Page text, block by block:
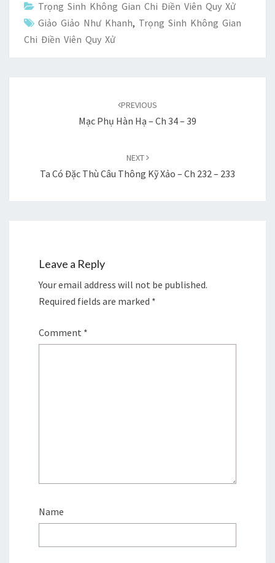
s
k
n
k
Trọng Sinh Không Gian Chi Điền Viên Quy Xử
Giảo Giảo Như Khanh, Trọng Sinh Không Gian
Chi Điền Viên Quy Xử
PREVIOUS
Mạc Phụ Hàn Hạ – Ch 34 – 39
NEXT
Ta Có Đặc Thù Câu Thông Kỹ Xảo – Ch 232 – 233
Leave a Reply
Your email address will not be published.
Required fields are marked *
Comment *
Name